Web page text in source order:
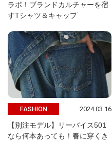
ラボ！ブランドカルチャーを宿
すTシャツ＆キャップ
FASHION 2024.03.16
【別注モデル】リーバイス501
なら何本あっても！春に穿くき